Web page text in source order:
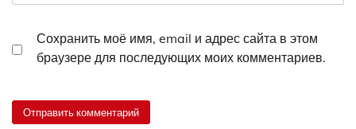
Сохранить моё имя, email и адрес сайта в этом
браузере для последующих моих комментариев.